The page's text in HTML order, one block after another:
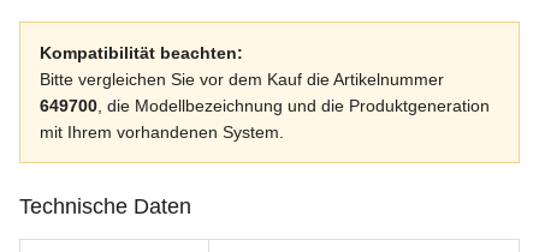
Kompatibilität beachten:
Bitte vergleichen Sie vor dem Kauf die Artikelnummer
649700 , die Modellbezeichnung und die Produktgeneration
mit Ihrem vorhandenen System.
Technische Daten